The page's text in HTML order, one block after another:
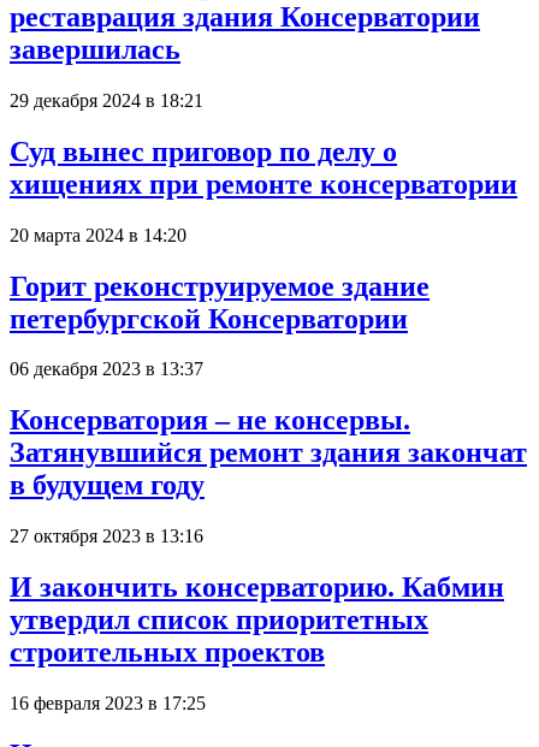
реставрация здания Консерватории
завершилась
29 декабря 2024 в 18:21
Суд вынес приговор по делу о
хищениях при ремонте консерватории
20 марта 2024 в 14:20
Горит реконструируемое здание
петербургской Консерватории
06 декабря 2023 в 13:37
Консерватория – не консервы.
Затянувшийся ремонт здания закончат
в будущем году
27 октября 2023 в 13:16
И закончить консерваторию. Кабмин
утвердил список приоритетных
строительных проектов
16 февраля 2023 в 17:25